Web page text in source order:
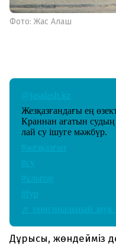
Фото: Жас Алаш
@jasalash.kz
Жезқазғандағы ең
Краннан ағатын
лай су ішуге мәжбүр.
#жезқазған
#су
#ұлытау
#fyp
♬ оригинальный звук
Дұрысы, жөндейміз